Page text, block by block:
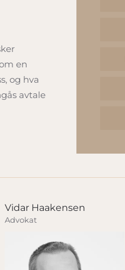
en
og hva
avtale
Vidar Haakensen
Advokat